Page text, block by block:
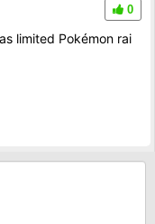
0
limited Pokémon rai